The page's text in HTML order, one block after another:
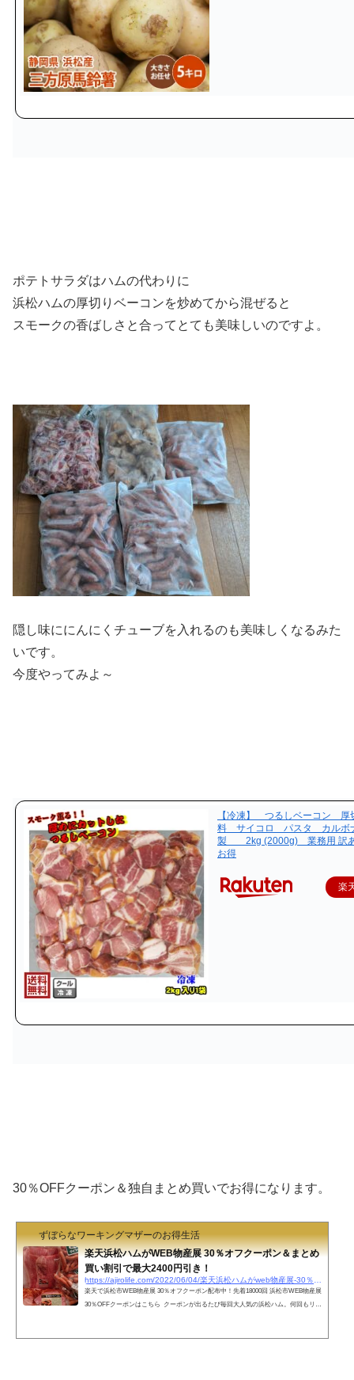
ポテトサラダはハムの代わりに
浜松ハムの厚切りベーコンを炒めてから混ぜると
スモークの香ばしさと合ってとても美味しいのですよ。
隠し味ににんにくチューブを入れるのも美味しくなるみた
いです。
今度やってみよ～
【冷凍】 つるしベーコン 厚
料 サイコロ パスタ カルボ
製 2kg (2000g) 業務用 訳
お得
楽
30％OFFクーポン＆独自まとめ買いでお得になります。
ずぼらなワーキングマザーのお得生活
楽天浜松ハムがWEB物産展 30％オフクーポン＆まとめ
買い割引で最大2400円引き！
https://ajirolife.com/2022/06/04/楽天浜松ハムがweb物産展-30％オフクーポン＆まとめ-2
楽天で浜松市WEB物産展 30％オフクーポン配布中！先着18000回 浜松市WEB物産展
30％OFFクーポンはこちら クーポンが出るたび毎回大人気の浜松ハム。何回もリピ